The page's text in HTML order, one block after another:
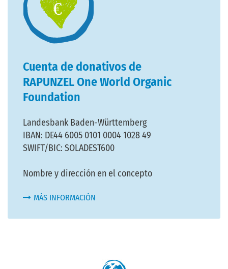
Cuenta de donativos de
RAPUNZEL One World Organic
Foundation
Landesbank Baden-Württemberg
IBAN: DE44 6005 0101 0004 1028 49
SWIFT/BIC: SOLADEST600
Nombre y dirección en el concepto
MÁS INFORMACIÓN